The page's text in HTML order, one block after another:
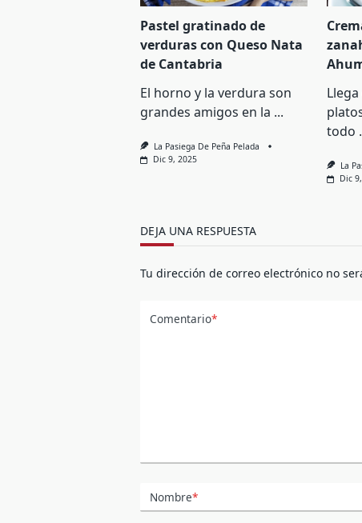
Pastel gratinado de
verduras con Queso Nata
de Cantabria
El horno y la verdura son
grandes amigos en la ...
La Pasiega De Peña Pelada
Dic 9, 2025
todo
La
Dic
DEJA UNA RESPUESTA
Tu dirección de correo electrónico no
Comentario*
Nombre*